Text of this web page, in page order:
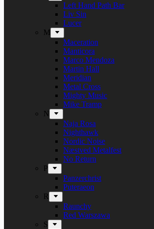
Left Hand Path Bar
Liv Sin
Lucer
M
Maceration
Manticora
Marco Mendoza
Martin Hall
Meridian
Metal Cross
Mighty Music
Mike Tramp
N
Naja Rosa
Nighthawk
Nordic Noise
Næstved Metalfest
No Return
P
Panzerchrist
Puteraeon
R
Raunchy
Red Warszawa
S